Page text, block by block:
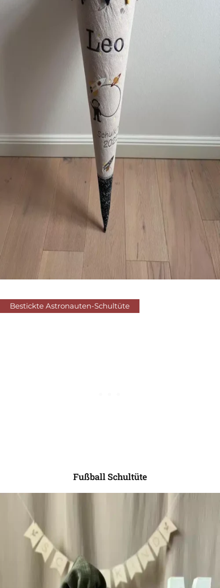
Bestickte Astronauten-Schultüte
Fußball Schultüte